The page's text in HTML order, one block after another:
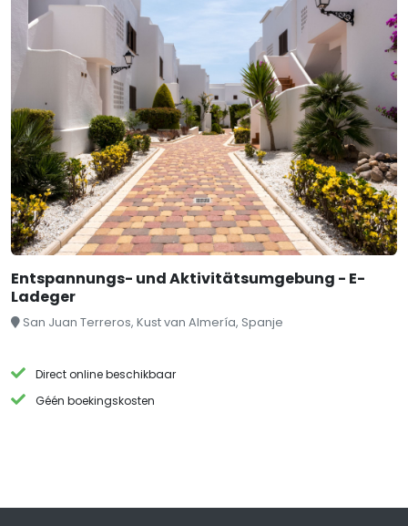
Entspannungs- und Aktivitätsumgebung - E-
Ladeger
San Juan Terreros, Kust van Almería, Spanje
Direct online beschikbaar
Géén boekingskosten